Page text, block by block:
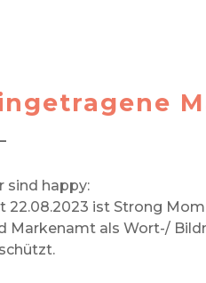
sind happy:
22.08.2023 ist Strong
Markenamt als Wort-/